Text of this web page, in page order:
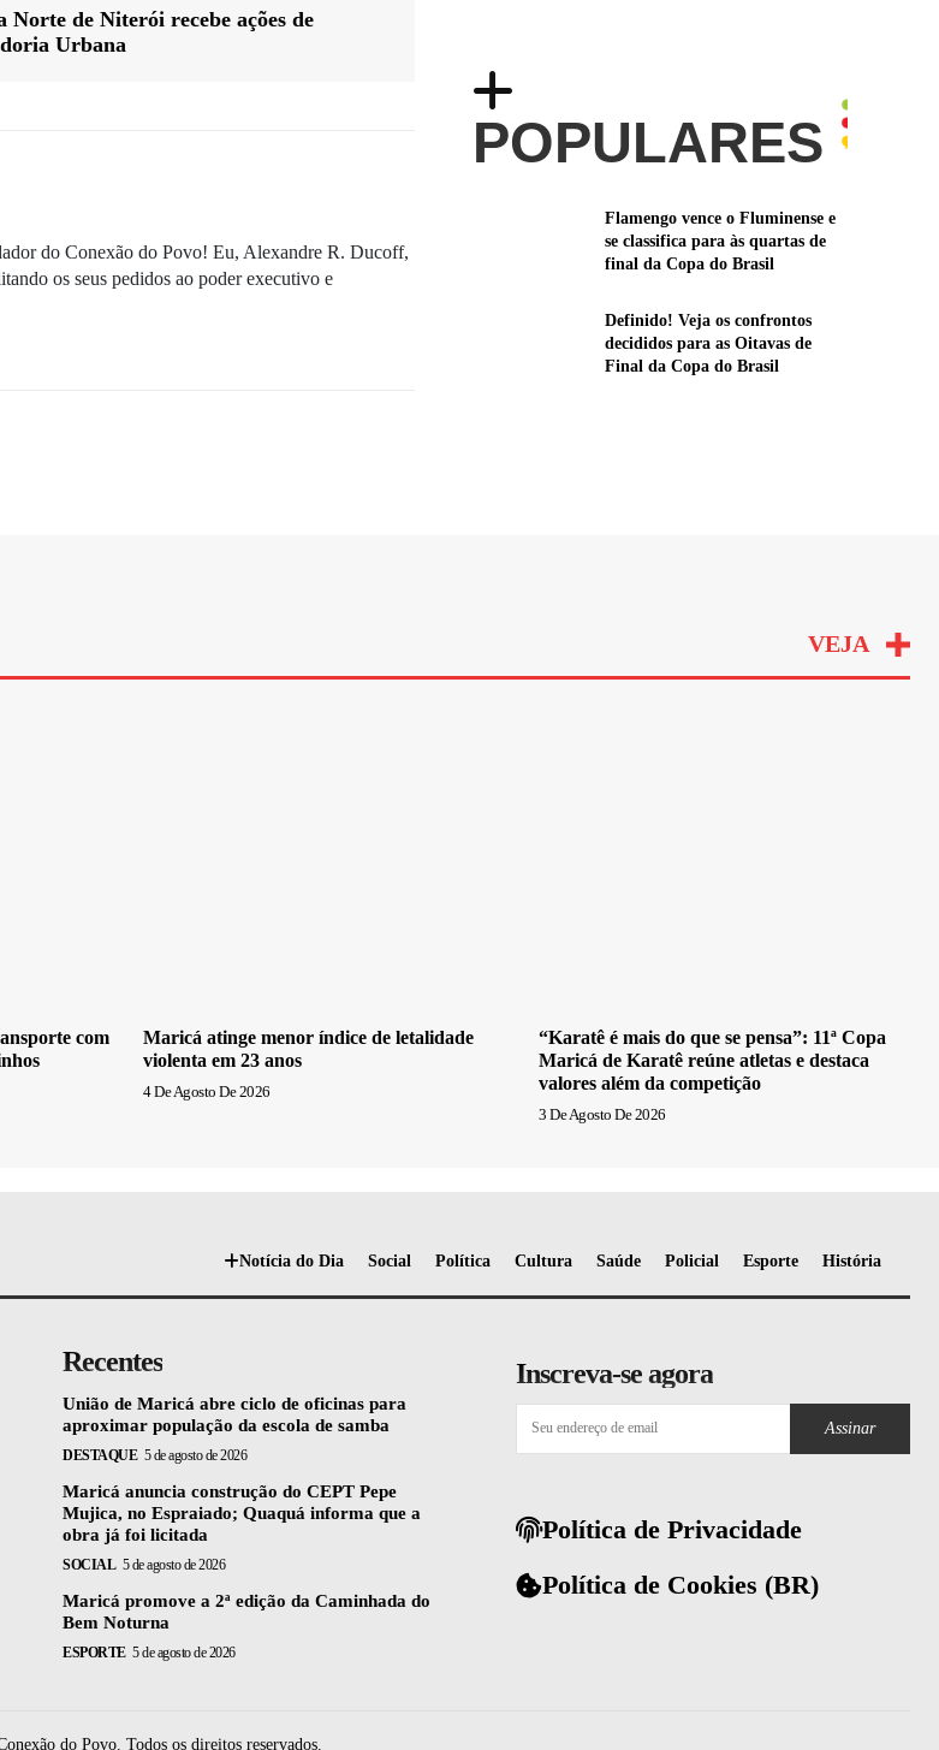
Norte de Niterói recebe ações de
Urbana
do Conexão do Povo! Eu, Alexandre R. Ducoff,
os seus pedidos ao poder executivo e
POPULARES
Flamengo vence o Fluminense e
se classifica para às quartas de
final da Copa do Brasil
Definido! Veja os confrontos
decididos para as Oitavas de
Final da Copa do Brasil
VEJA
com
Maricá atinge menor índice de letalidade
violenta em 23 anos
4 De Agosto De 2026
“Karatê é mais do que se pensa”: 11ª Copa
Maricá de Karatê reúne atletas e destaca
valores além da competição
3 De Agosto De 2026
Notícia do Dia Social Política Cultura Saúde Policial Esporte História
Recentes
União de Maricá abre ciclo de oficinas para
aproximar população da escola de samba
DESTAQUE 5 de agosto de 2026
Maricá anuncia construção do CEPT Pepe
Mujica, no Espraiado; Quaquá informa que a
obra já foi licitada
SOCIAL 5 de agosto de 2026
Maricá promove a 2ª edição da Caminhada do
Bem Noturna
ESPORTE 5 de agosto de 2026
Inscreva-se agora
Assinar
Política de Privacidade
Política de Cookies (BR)
do Povo. Todos os direitos reservados.